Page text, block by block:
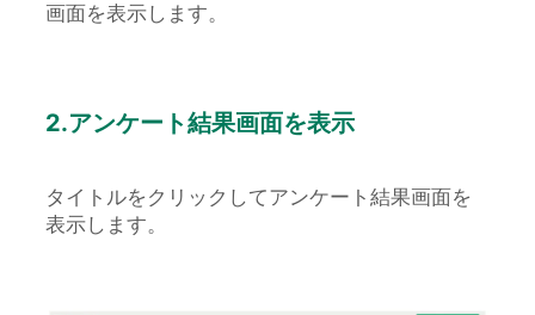
画面を表示します。
2.アンケート結果画面を表示
タイトルをクリックしてアンケート結果画面を
表示します。